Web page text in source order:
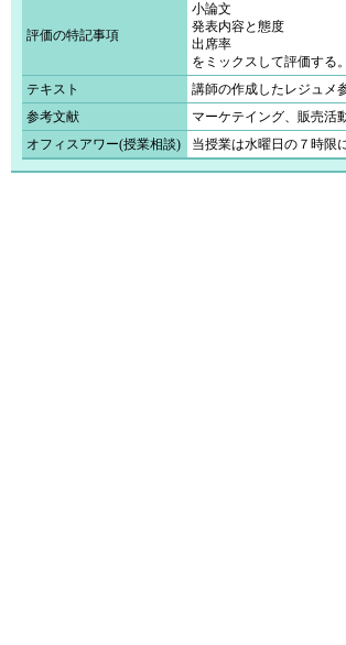
評価の特記事項
小論文
発表内容と態度
出席率
をミックスして評価する。
テキスト
講師の作成したレジュメ
参考文献
マーケテイング、販売活
オフィスアワー(授業相談)
当授業は水曜日の７時限